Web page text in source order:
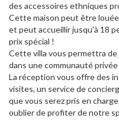
des accessoires ethniques
Cette maison peut être louée
et peut accueillir jusqu'à 18
prix spécial !
Cette villa vous permettra
dans une communauté
La réception vous offre des
visites, un service de
que vous serez pris en
oublier de profiter de notre